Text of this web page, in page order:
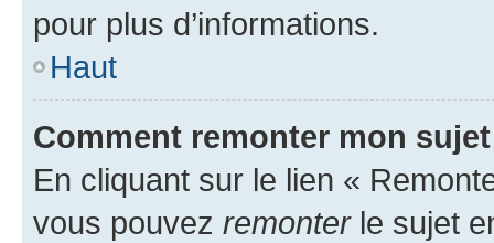
pour plus d’informations.
Haut
Comment remonter mon
En cliquant sur le lien «
vous pouvez remonterle sujet